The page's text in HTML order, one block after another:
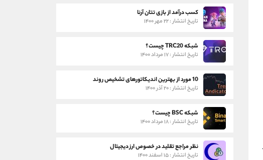
کسب درآمد از بازی تتان آرنا
تاریخ انتشار : ۲۲ مهر ۱۴۰۰
شبکه TRC20 چیست؟
تاریخ انتشار : ۱۷ مرداد ۱۴۰۰
10 مورد از بهترین اندیکاتورهای تشخیص روند
تاریخ انتشار : ۲۰ آذر ۱۴۰۰
شبکه BSC چیست؟
تاریخ انتشار : ۱۸ مرداد ۱۴۰۰
نظر مراجع تقلید در خصوص ارز دیجیتال
تاریخ انتشار : ۱۵ اسفند ۱۴۰۰